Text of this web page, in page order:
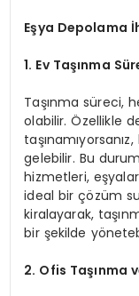
Eşya Depolama
1. Ev Taşınma
Taşınma süreci,
olabilir. Özellikle
gelebilir. Bu
hizmetleri,
ideal bir çözüm
kiralayarak,
bir şekilde
2. Ofis Taşınma